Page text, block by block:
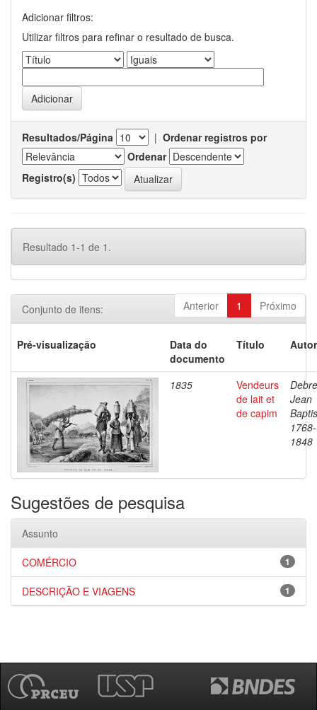
Adicionar filtros:
Utilizar filtros para refinar o resultado de busca.
Resultados/Página | Ordenar registros por
Ordenar
Registro(s)
Resultado 1-1 de 1.
Anterior 1 Próximo
Conjunto de itens:
Pré-visualização
Data do
documento
Título
1835
Vendeurs
de lait et
de capim
Jean
1768-
1848
Sugestões de pesquisa
Assunto
1
COMÉRCIO
1
DESCRIÇÃO E VIAGENS